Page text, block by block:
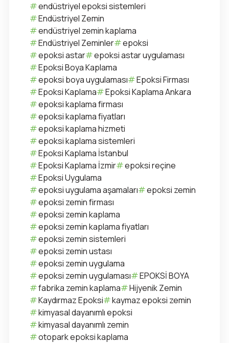
endüstriyel epoksi sistemleri
Endüstriyel Zemin
endüstriyel zemin kaplama
Endüstriyel Zeminler
epoksi
epoksi astar
epoksi astar uygulaması
Epoksi Boya Kaplama
epoksi boya uygulaması
Epoksi Firması
Epoksi Kaplama
Epoksi Kaplama Ankara
epoksi kaplama firması
epoksi kaplama fiyatları
epoksi kaplama hizmeti
epoksi kaplama sistemleri
Epoksi Kaplama İstanbul
Epoksi Kaplama İzmir
epoksi reçine
Epoksi Uygulama
epoksi uygulama aşamaları
epoksi zemin
epoksi zemin firması
epoksi zemin kaplama
epoksi zemin kaplama fiyatları
epoksi zemin sistemleri
epoksi zemin ustası
epoksi zemin uygulama
epoksi zemin uygulaması
EPOKSİ BOYA
fabrika zemin kaplama
Hijyenik Zemin
Kaydırmaz Epoksi
kaymaz epoksi zemin
kimyasal dayanımlı epoksi
kimyasal dayanımlı zemin
otopark epoksi kaplama